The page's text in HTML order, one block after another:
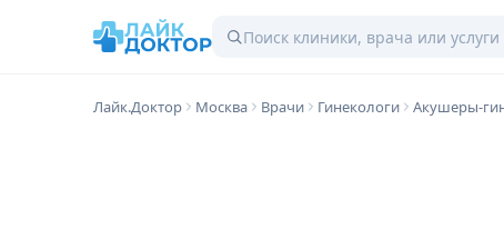
Лайк.Доктор Москва Врачи Гинекологи Акушеры-